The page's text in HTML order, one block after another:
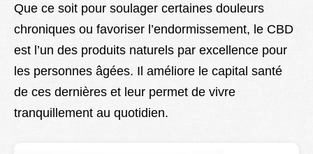
Que ce soit pour soulager certaines douleurs
chroniques ou favoriser l’endormissement, le CBD
est l’un des produits naturels par excellence pour
les personnes âgées. Il améliore le capital santé
de ces dernières et leur permet de vivre
tranquillement au quotidien.